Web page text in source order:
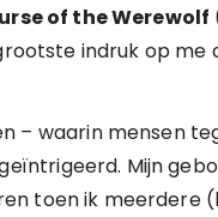
of the Werewolf
indruk op
– waarin mensen
Mijn
toen ik meerdere